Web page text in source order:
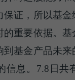
保证，所以基金
的重要依据。基
到基金产品未来
信息。7.8日共